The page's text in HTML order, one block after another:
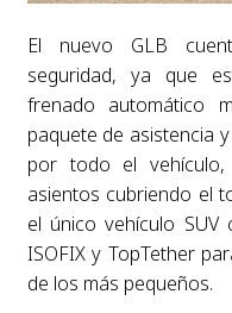
El nuevo GLB
seguridad, ya que
frenado automático
paquete de asistencia
por todo el
asientos cubriendo el
el único vehículo
ISOFIX y TopTether
de los más pequeños.